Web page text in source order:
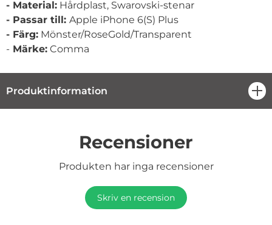
- Material: Hårdplast, Swarovski-stenar
- Passar till: Apple iPhone 6(S) Plus
- Färg: Mönster/RoseGold/Transparent
- Märke: Comma
Produktinformation
Recensioner
Produkten har inga recensioner
Skriv en recension